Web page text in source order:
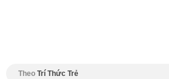
Theo Trí Thức Trẻ